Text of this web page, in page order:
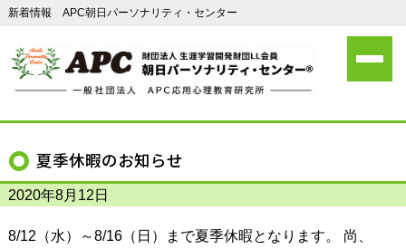
新着情報 APC朝日パーソナリティ・センター
夏季休暇のお知らせ
2020年8月12日
8/12（水）～8/16（日）まで夏季休暇となります。 尚、